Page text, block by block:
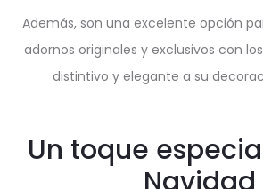
Además, son una excelente opción
adornos originales y exclusivos con
distintivo y elegante a su
Un toque